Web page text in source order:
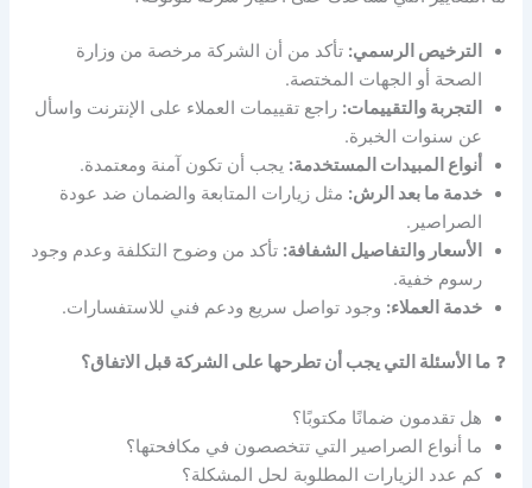
الترخيص الرسمي: تأكد من أن الشركة مرخصة من وزارة
الصحة أو الجهات المختصة.
التجربة والتقييمات: راجع تقييمات العملاء على الإنترنت واسأل
عن سنوات الخبرة.
أنواع المبيدات المستخدمة: يجب أن تكون آمنة ومعتمدة.
خدمة ما بعد الرش: مثل زيارات المتابعة والضمان ضد عودة
الصراصير.
الأسعار والتفاصيل الشفافة: تأكد من وضوح التكلفة وعدم وجود
رسوم خفية.
خدمة العملاء: وجود تواصل سريع ودعم فني للاستفسارات.
❓ما الأسئلة التي يجب أن تطرحها على الشركة قبل الاتفاق؟
هل تقدمون ضمانًا مكتوبًا؟
ما أنواع الصراصير التي تتخصصون في مكافحتها؟
كم عدد الزيارات المطلوبة لحل المشكلة؟